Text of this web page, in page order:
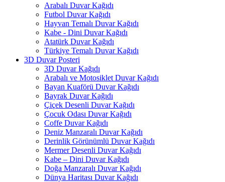
Arabalı Duvar Kağıdı
Futbol Duvar Kağıdı
Hayvan Temalı Duvar Kağıdı
Kabe - Dini Duvar Kağıdı
Atatürk Duvar Kağıdı
Türkiye Temalı Duvar Kağıdı
3D Duvar Posteri
3D Duvar Kağıdı
Arabalı ve Motosiklet Duvar Kağıdı
Bayan Kuaförü Duvar Kağıdı
Bayrak Duvar Kağıdı
Çiçek Desenli Duvar Kağıdı
Çocuk Odası Duvar Kağıdı
Coffe Duvar Kağıdı
Deniz Manzaralı Duvar Kağıdı
Derinlik Görünümlü Duvar Kağıdı
Mermer Desenli Duvar Kağıdı
Kabe – Dini Duvar Kağıdı
Doğa Manzaralı Duvar Kağıdı
Dünya Haritası Duvar Kağıdı